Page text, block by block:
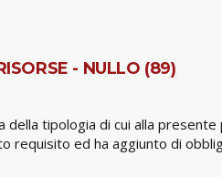
- NULLO (89)
della tipologia di cui alla
requisito ed ha aggiunto di